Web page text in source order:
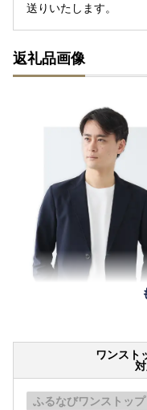
送りいたします。
返礼品画像
ワンスト
ふるなびワンストッ